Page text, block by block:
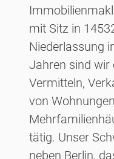
mit Sitz in
Niederlassung
Jahren sind wir
Vermitteln,
von
tätig. Unser
neben Berlin,